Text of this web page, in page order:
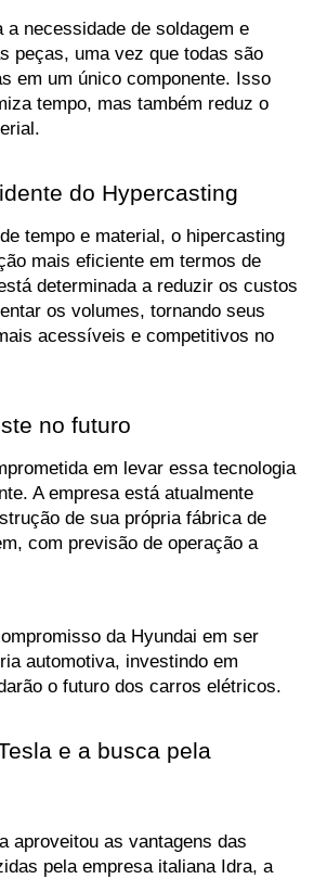
necessidade de soldagem e
peças, uma vez que todas são
em um único componente. Isso
tempo, mas também reduz o
do Hypercasting
tempo e material, o hipercasting
mais eficiente em termos de
determinada a reduzir os custos
os volumes, tornando seus
acessíveis e competitivos no
no futuro
em levar essa tecnologia
A empresa está atualmente
de sua própria fábrica de
com previsão de operação a
da Hyundai em ser
automotiva, investindo em
o futuro dos carros elétricos.
e a busca pela
aproveitou as vantagens das
pela empresa italiana Idra, a